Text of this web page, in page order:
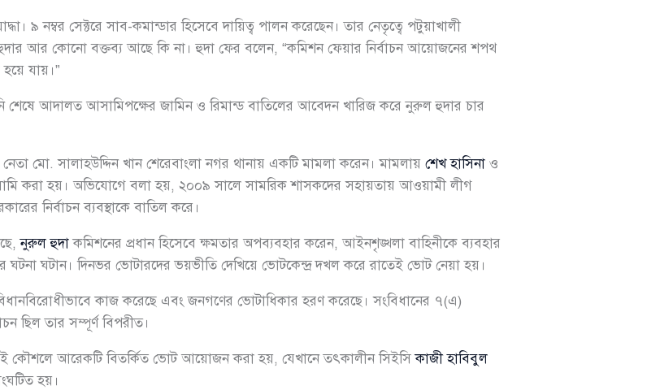
নম্বর সেক্টরে সাব-কমান্ডার হিসেবে দায়িত্ব পালন করেছেন। তার নেতৃত্বে পটুয়াখালী
আর কোনো বক্তব্য আছে কি না। হুদা ফের বলেন, “কমিশন ফেয়ার নির্বাচন আয়োজনের শপথ
যায়।”
শেষে আদালত আসামিপক্ষের জামিন ও রিমান্ড বাতিলের আবেদন খারিজ করে নুরুল হুদার চার
নেতা মো. সালাহউদ্দিন খান শেরেবাংলা নগর থানায় একটি মামলা করেন। মামলায় শেখ হাসিনা ও
করা হয়। অভিযোগে বলা হয়, ২০০৯ সালে সামরিক শাসকদের সহায়তায় আওয়ামী লীগ
নির্বাচন ব্যবস্থাকে বাতিল করে।
নুরুল হুদাকমিশনের প্রধান হিসেবে ক্ষমতার অপব্যবহার করেন, আইনশৃঙ্খলা বাহিনীকে ব্যবহার
ঘটনা ঘটান। দিনভর ভোটারদের ভয়ভীতি দেখিয়ে ভোটকেন্দ্র দখল করে রাতেই ভোট নেয়া হয়।
কাজ করেছে এবং জনগণের ভোটাধিকার হরণ করেছে। সংবিধানের ৭(এ)
ছিল তার সম্পূর্ণ বিপরীত।
কৌশলে আরেকটি বিতর্কিত ভোট আয়োজন করা হয়, যেখানে তৎকালীন সিইসিকাজী হাবিবুল
হয়।